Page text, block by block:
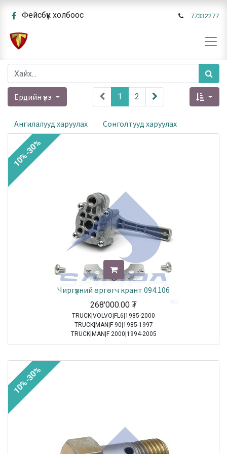
Фейсбүүк холбоос 77332277
Ердийн үнэ 1 2
Ангилалууд харуулах Сонголтууд харуулах
Чиргүүлний өргөгч крант 094.106
268'000.00 ₮
TRUCK|VOLVO|FL6|1985-2000
TRUCK|MAN|F 90|1985-1997
TRUCK|MAN|F 2000|1994-2005
TRUCK|MAN|M 2000 M|1995-2005
10%-30%
10%-30%